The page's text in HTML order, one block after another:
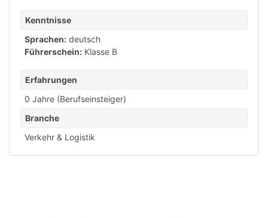
Kenntnisse
Sprachen: deutsch
Führerschein: Klasse B
Erfahrungen
0 Jahre (Berufseinsteiger)
Branche
Verkehr & Logistik